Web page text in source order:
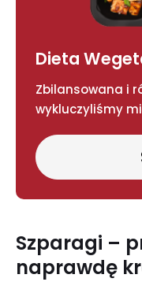
Dieta
Zbilansowana i
wykluczyliśmy
Szparagi –
naprawdę